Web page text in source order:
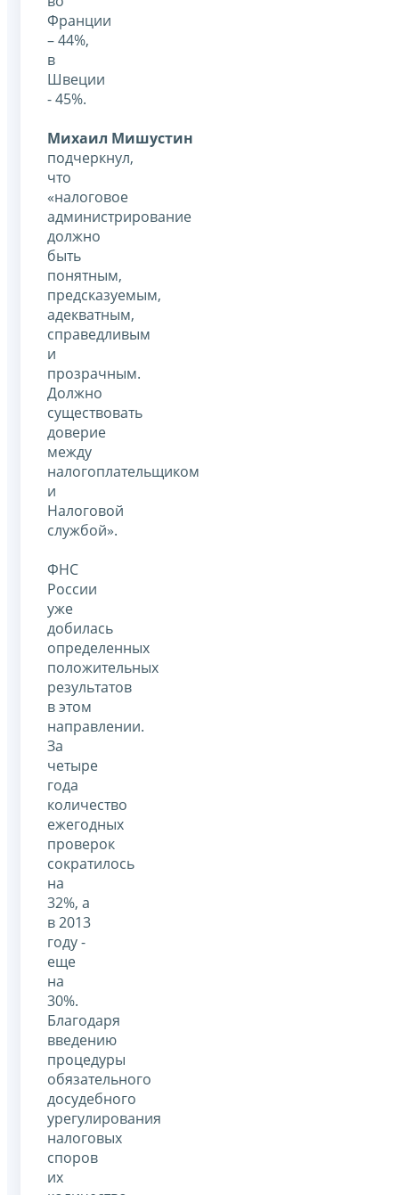
Франции
– 44%,
в
Швеции
- 45%.
Михаил Мишустин
подчеркнул,
что
«налоговое
администрирование
должно
быть
понятным,
предсказуемым,
адекватным,
справедливым
и
прозрачным.
Должно
существовать
доверие
между
налогоплательщиком
и
Налоговой
службой».
ФНС
России
уже
добилась
определенных
положительных
результатов
в этом
направлении.
За
четыре
года
количество
ежегодных
проверок
сократилось
на
32%, а
в 2013
году -
еще
на
30%.
Благодаря
введению
процедуры
обязательного
досудебного
урегулирования
налоговых
споров
их